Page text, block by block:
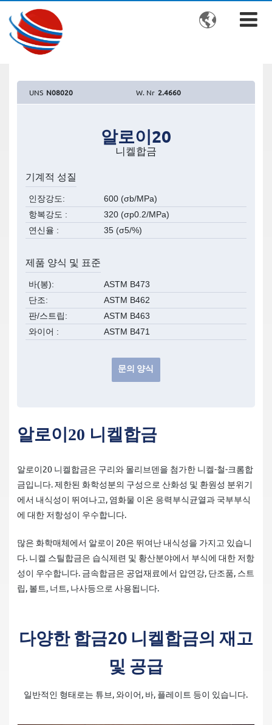

UNS N08020 W. Nr 2.4660
알로이20
니켈합금
기계적 성질
인장강도
600 (σb/MPa)
항복강도
320 (σp0.2/MPa)
연신율
35 (σ5/%)
제품 양식 및 표준
바(봉)
ASTM B473
단조
ASTM B462
판/스트립
ASTM B463
와이어
ASTM B471
문의 양식
알로이20 니켈합금
알로이20 니켈합금은 구리와 몰리브덴을 첨가한 니켈-철-크롬합
금입니다. 제한된 화학성분의 구성으로 산화성 및 환원성 분위기
에서 내식성이 뛰여나고, 염화물 이온 응력부식균열과 국부부식
에 대한 저항성이 우수합니다.
많은 화학매체에서 알로이 20은 뛰여난 내식성을 가지고 있습니
다. 니켈 스틸합금은 습식제련 및 황산분야에서 부식에 대한 저항
성이 우수합니다. 금속합금은 공업재료에서 압연강, 단조품, 스트
립, 볼트, 너트, 나사등으로 사용됩니다.
다양한 합금20 니켈합금의 재고
및 공급
일반적인 형태로는 튜브, 와이어, 바, 플레이트 등이 있습니다.